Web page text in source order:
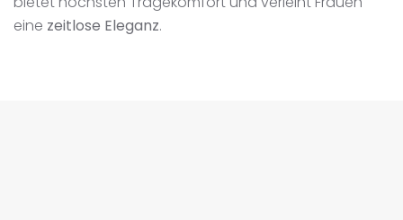
eine zeitlose Eleganz.